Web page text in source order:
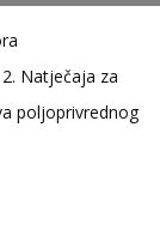
Natječaja za
poljoprivrednog